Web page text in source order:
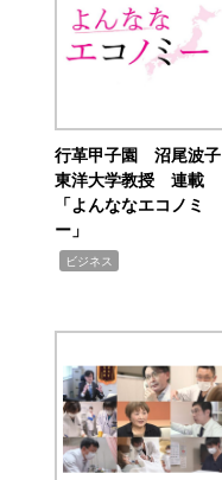
行革甲子園 沼尾波子
東洋大学教授 連載
「よんななエコノミ
ー」
ビジネス